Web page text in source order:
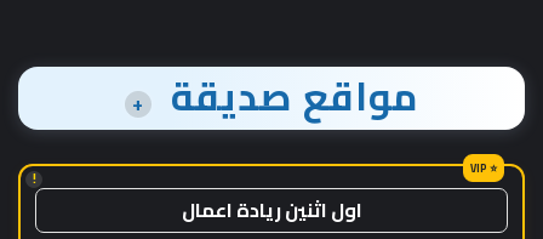
مواقع صديقة +
!
اول اثنين ريادة اعمال